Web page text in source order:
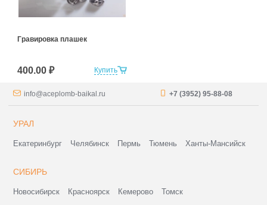
Купить
Гравировка плашек
400.00 ₽
info@aceplomb-baikal.ru +7 (3952) 95-88-08
УРАЛ
Екатеринбург Челябинск Пермь Тюмень Ханты-Мансийск
СИБИРЬ
Новосибирск Красноярск Кемерово Томск